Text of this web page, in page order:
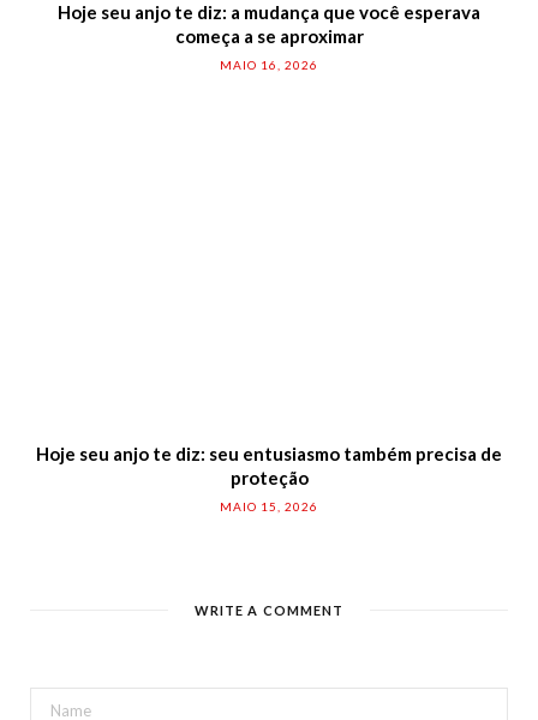
Hoje seu anjo te diz: a mudança que você esperava
começa a se aproximar
MAIO 16, 2026
Hoje seu anjo te diz: seu entusiasmo também precisa de
proteção
MAIO 15, 2026
WRITE A COMMENT